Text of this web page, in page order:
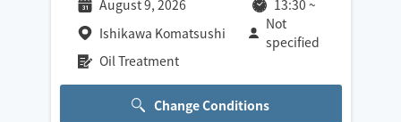
August 9, 2026 13:30 ~
Ishikawa Komatsushi
Not
specified
Oil Treatment
Change Conditions